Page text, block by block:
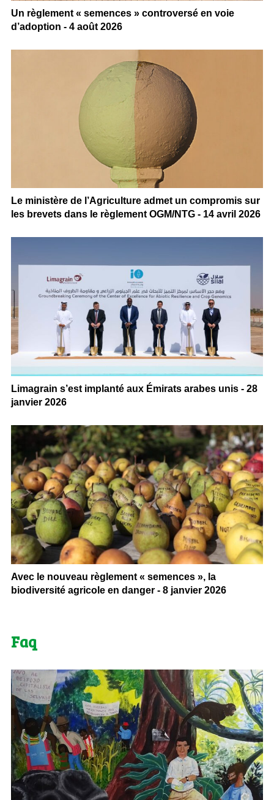
Un règlement « semences » controversé en voie
d’adoption - 4 août 2026
Le ministère de l’Agriculture admet un compromis sur
les brevets dans le règlement OGM/NTG - 14 avril 2026
Limagrain s’est implanté aux Émirats arabes unis - 28
janvier 2026
Avec le nouveau règlement « semences », la
biodiversité agricole en danger - 8 janvier 2026
Faq